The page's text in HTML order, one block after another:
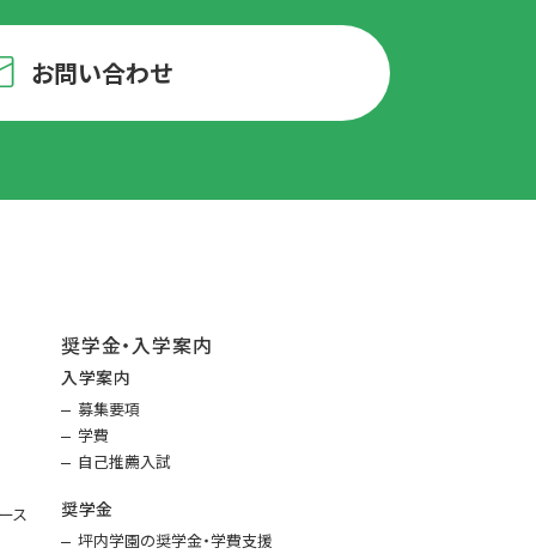
お問い合わせ
ス
奨学金・入学案内
入学案内
募集要項
学費
自己推薦入試
奨学金
坪内学園の奨学金・学費支援